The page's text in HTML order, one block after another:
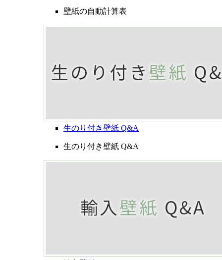
壁紙の自動計算表
生のり付き壁紙 Q&A
生のり付き壁紙 Q&A